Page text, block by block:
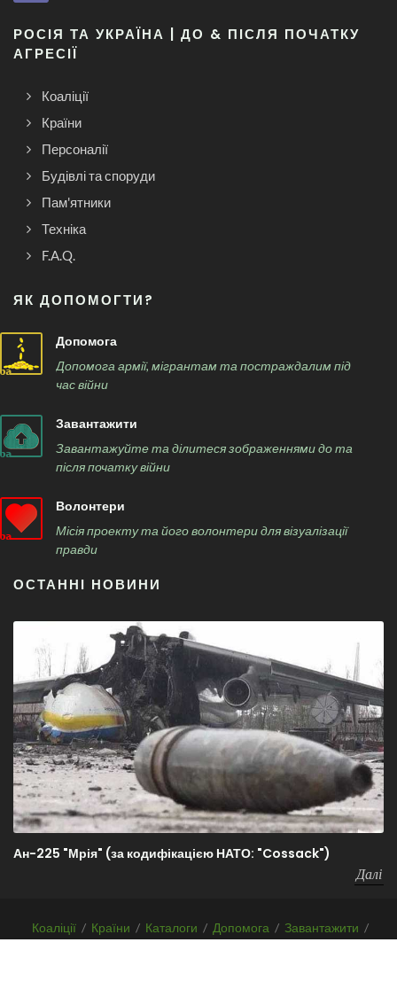
РОСІЯ ТА УКРАЇНА | ДО & ПІСЛЯ ПОЧАТКУ
АГРЕСІЇ
Коаліції
Країни
Персоналії
Будівлі та споруди
Пам'ятники
Техніка
F.A.Q.
ЯК ДОПОМОГТИ?
Допомога
Допомога армії, мігрантам та постраждалим під
час війни
Завантажити
Завантажуйте та ділитеся зображеннями до та
після початку війни
Волонтери
Місія проекту та його волонтери для візуалізації
правди
ОСТАННІ НОВИНИ
Ан-225 "Мрія" (за кодифікацією НАТО: "Cossack")
Далі
Коаліції / Країни / Каталоги / Допомога / Завантажити /